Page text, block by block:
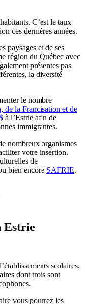
C’est le taux
ces dernières années.
paysages et de ses
région du Québec avec
présentes pas
la diversité
le nombre
de la Francisation et de
à l’Estrie afin de
immigrantes.
nombreux organismes
votre insertion.
de
bien encore SAFRIE.
Estrie
scolaires,
dont trois sont
vous pourrez les